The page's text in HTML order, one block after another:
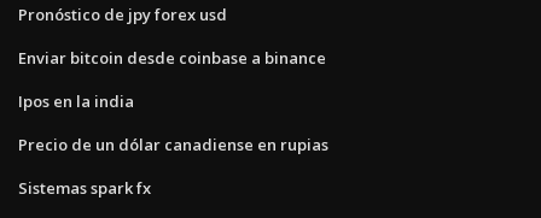
Pronóstico de jpy forex usd
Enviar bitcoin desde coinbase a binance
Ipos en la india
Precio de un dólar canadiense en rupias
Sistemas spark fx